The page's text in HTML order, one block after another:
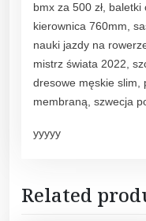
bmx za 500 zł, baletki
kierownica 760mm,
nauki jazdy na
mistrz świata 2022,
dresowe męskie slim,
membraną, szwecja
yyyyy
Related